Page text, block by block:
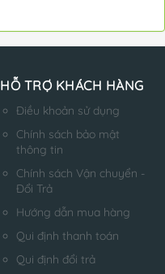
HỖ TRỢ KHÁCH HÀNG
Điều khoản sử dụng
Chính sách bảo mật
thông tin
Chính sách Vận chuyển -
Đổi Trả
Hướng dẫn mua hàng
Qui định thanh toán
Qui định đổi trả